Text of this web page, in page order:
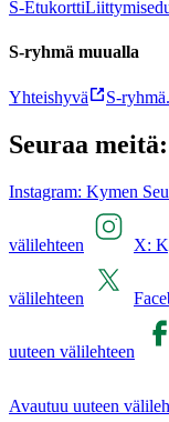
S-Etukortti
S-ryhmä muualla
Yhteishyvä S-
Seuraa meitä:
Instagram: Kymen
välilehteen X:
välilehteen
uuteen välilehteen
Avautuu uuteen